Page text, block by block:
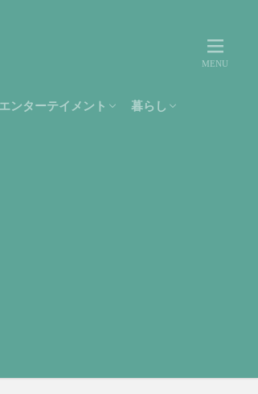
エンターテイメント 暮らし